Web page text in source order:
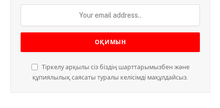
Тіркелу арқылы сіз біздің шарттарымызбен және
құпиялылық саясаты туралы келісімді мақұлдайсыз.